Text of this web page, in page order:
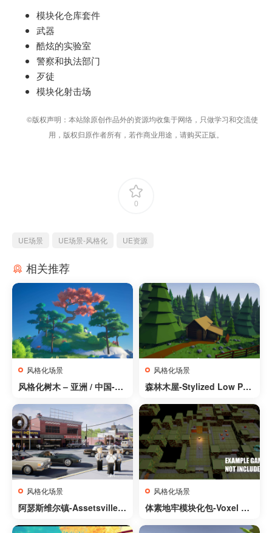
模块化仓库套件
武器
酷炫的实验室
警察和执法部门
歹徒
模块化射击场
©版权声明：本站除原创作品外的资源均收集于网络，只做学习和交流使
用，版权归原作者所有，若作商业用途，请购买正版。
0
UE场景 UE场景-风格化 UE资源
相关推荐
风格化场景
风格化树木 – 亚洲 / 中国-St
风格化场景
森林木屋-Stylized Low Pol
风格化场景
阿瑟斯维尔镇-Assetsville T
风格化场景
体素地牢模块化包-Voxel Du